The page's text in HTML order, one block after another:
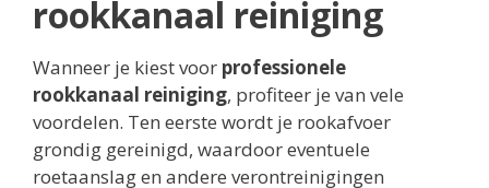
rookkanaal reiniging
Wanneer je kiest voor professionele
rookkanaal reiniging, profiteer je van vele
voordelen. Ten eerste wordt je rookafvoer
grondig gereinigd, waardoor eventuele
roetaanslag en andere verontreinigingen